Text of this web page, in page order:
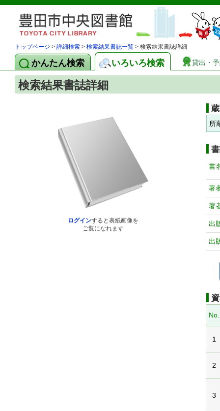
トップページ > 詳細検索 > 検索結果書誌一覧 > 検索結果書誌詳細
かんたん検索 いろいろ検索 貸出・
検索結果書誌詳細
ログインすると表紙画像を
ご覧になれます
所
書
著
著
出
出
No.
1
2
3